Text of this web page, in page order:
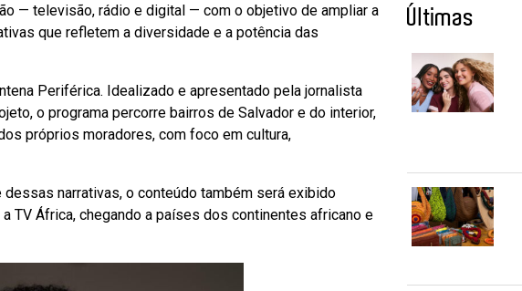
— televisão, rádio e digital — com o objetivo de ampliar a
que refletem a diversidade e a potência das
Periférica. Idealizado e apresentado pela jornalista
o programa percorre bairros de Salvador e do interior,
próprios moradores, com foco em cultura,
narrativas, o conteúdo também será exibido
TV África, chegando a países dos continentes africano e
Últimas